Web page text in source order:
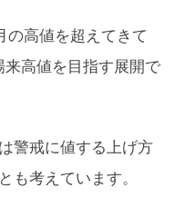
の高値を超えてきて
高値を目指す展開で
警戒に値する上げ方
も考えています。